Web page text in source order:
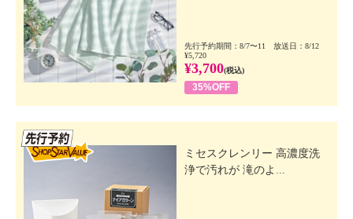
先行予約期間：8/7〜11 放送日：8/12
¥5,720
¥3,700(税込)
35%OFF
ミセスクレンリー 高濃度洗
浄で汚れが 滝のよ...